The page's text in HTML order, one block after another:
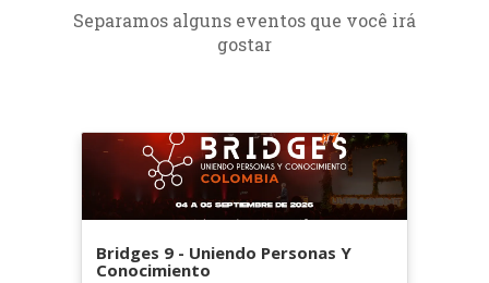
Separamos alguns eventos que você irá
gostar
Bridges 9 - Uniendo Personas Y
Conocimiento